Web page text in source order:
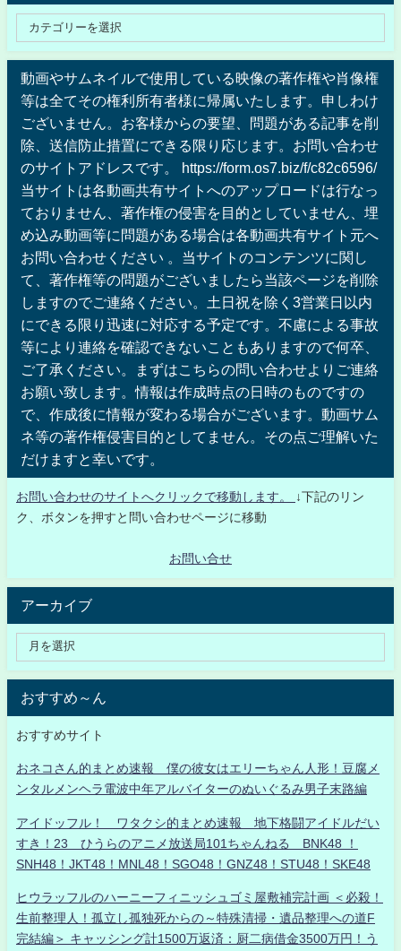
動画やサムネイルで使用している映像の著作権や肖像権
等は全てその権利所有者様に帰属いたします。申しわけ
ございません。お客様からの要望、問題がある記事を削
除、送信防止措置にできる限り応じます。お問い合わせ
のサイトアドレスです。 https://form.os7.biz/f/c82c6596/
当サイトは各動画共有サイトへのアップロードは行なっ
ておりません、著作権の侵害を目的としていません、埋
め込み動画等に問題がある場合は各動画共有サイト元へ
お問い合わせください 。当サイトのコンテンツに関し
て、著作権等の問題がございましたら当該ページを削除
しますのでご連絡ください。土日祝を除く3営業日以内
にできる限り迅速に対応する予定です。不慮による事故
等により連絡を確認できないこともありますので何卒、
ご了承ください。まずはこちらの問い合わせよりご連絡
お願い致します。情報は作成時点の日時のものですの
で、作成後に情報が変わる場合がございます。動画サム
ネ等の著作権侵害目的としてません。その点ご理解いた
だけますと幸いです。
お問い合わせのサイトへクリックで移動します。
↓下記のリン
ク、ボタンを押すと問い合わせページに移動
お問い合せ
アーカイブ
おすすめ～ん
おすすめサイト
おネコさん的まとめ速報 僕の彼女はエリーちゃん人形！豆腐メ
ンタルメンヘラ電波中年アルバイターのぬいぐるみ男子末路編
アイドッフル！ ワタクシ的まとめ速報 地下格闘アイドルだい
すき！23 ひうらのアニメ放送局101ちゃんねる BNK48 ！
SNH48！JKT48！MNL48！SGO48！GNZ48！STU48！SKE48
ヒウラッフルのハーニーフィニッシュゴミ屋敷補完計画 ＜必殺！
生前整理人！孤立し孤独死からの～特殊清掃・遺品整理への道F
完結編＞ キャッシング計1500万返済：厨二病借金3500万円！う